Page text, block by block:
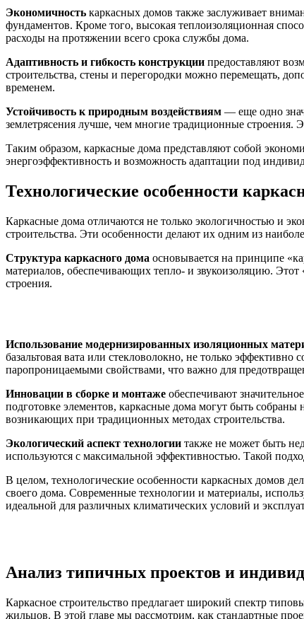
Экономичность каркасных домов также заслуживает
фундаментов. Кроме того, высокая теплоизоляционная
расходы на протяжении всего срока службы дома.
Адаптивность и гибкость конструкции предоставляют
строительства, стены и перегородки можно перемещать,
временем.
Устойчивость к природным воздействиям — еще одно
землетрясения лучше, чем многие традиционные
Таким образом, каркасные дома представляют собой
энергоэффективность и возможность адаптации под
Технологические особенности
Каркасные дома отличаются не только экологичностью и
строительства. Эти особенности делают их одним из
Структура каркасного дома основывается на принципе
материалов, обеспечивающих тепло- и звукоизоляцию. Этот
строения.
Использование модернизированных изоляционных
базальтовая вата или стекловолокно, не только
паропроницаемыми свойствами, что важно для
Инновации в сборке и монтаже обеспечивают
подготовке элементов, каркасные дома могут быть собраны
возникающих при традиционных методах строительства.
Экологический аспект технологии также не может быть
используются с максимальной эффективностью. Такой
В целом, технологические особенности каркасных домов
своего дома. Современные технологии и материалы,
идеальной для различных климатических условий и
Анализ типичных проектов и
Каркасное строительство предлагает широкий спектр
жильцов. В этой главе мы рассмотрим, как стандартные